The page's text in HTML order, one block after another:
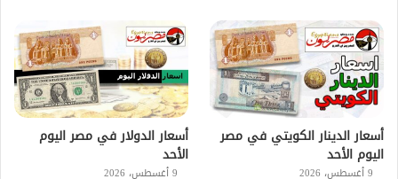
أسعار الدينار الكويتي في مصر
اليوم الأحد
9 أغسطس، 2026
أسعار الدولار في مصر اليوم
الأحد
9 أغسطس، 2026